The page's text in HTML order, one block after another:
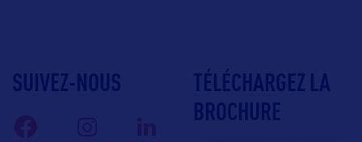
SUIVEZ-NOUS
TÉLÉCHARGEZ LA
BROCHURE